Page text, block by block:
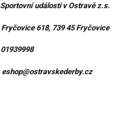
Sportovní události v Ostravě z.s.
Fryčovice 618, 739 45 Fryčovice
01939998
eshop@ostravskederby.cz